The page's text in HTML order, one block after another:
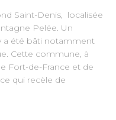
Saint-Denis, localisée
Pelée. Un
a été bâti notamment
Cette commune, à
Fort-de-France et de
qui recèle de